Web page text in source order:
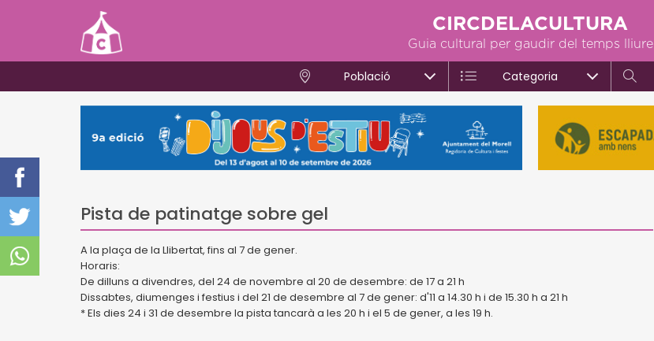
CIRCDELACULTURA
Guia cultural per gaudir del temps lliure
Població Categoria
Pista de patinatge sobre gel
A la plaça de la Llibertat, fins al 7 de gener.
Horaris:
De dilluns a divendres, del 24 de novembre al 20 de desembre: de 17 a 21 h
Dissabtes, diumenges i festius i del 21 de desembre al 7 de gener: d'11 a 14.30 h i de 15.30 h a 21 h
* Els dies 24 i 31 de desembre la pista tancarà a les 20 h i el 5 de gener, a les 19 h.